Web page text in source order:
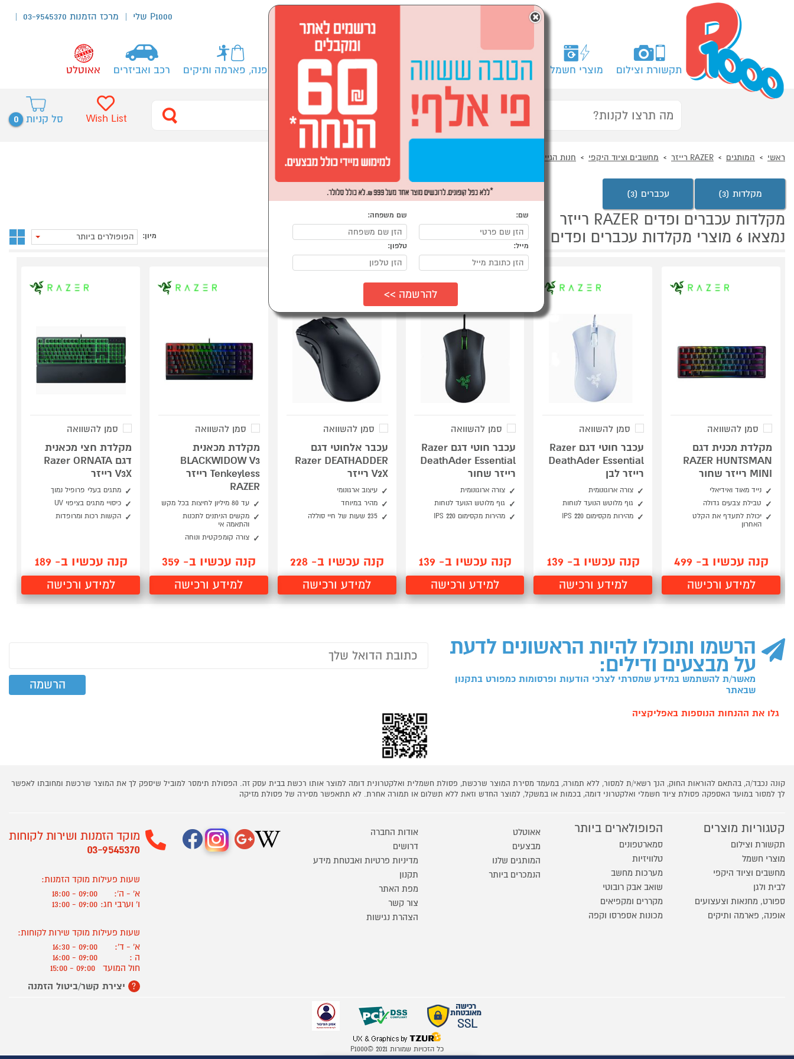
P1000 שלי מרכז הזמנות 03-9545370
תקשורת וצילום מוצרי חשמל מחשבים וציוד היקפי לבית ולגן ספורט, מחנאות וילדים אופנה, פארמה ותיקים רכב ואביזרים אאוטלט
סל קניות 0 Wish List
ראשי המותגים RAZER רייזר מחשבים וציוד היקפי חנות הגיימינג
מקלדות (3) עכברים (3)
מקלדות עכברים ופדים RAZER רייזר
נמצאו 6 מוצרי מקלדות עכברים ופדים של מוצרי RAZER רייזר
מיון: הפופולרים ביותר
סמן להשוואה
מקלדת מכנית דגם
RAZER HUNTSMAN
MINI רייזר שחור
נייד מאוד ואידיאלי
טבילת צבעים גדולה
יכולת לתעדף את הקלט
האחרון
קנה עכשיו ב- 499
למידע ורכישה
סמן להשוואה
עכבר חוטי דגם Razer
DeathAder Essential
רייזר לבן
צורה ארוגונומית
גוף מלוטש הנועד לנוחות
מהירות מקסימום 220 IPS
קנה עכשיו ב- 139
למידע ורכישה
סמן להשוואה
עכבר חוטי דגם Razer
DeathAder Essential
רייזר שחור
צורה ארוגונומית
גוף מלוטש הנועד לנוחות
מהירות מקסימום 220 IPS
קנה עכשיו ב- 139
למידע ורכישה
סמן להשוואה
עכבר אלחוטי דגם
Razer DEATHADDER
V2X רייזר
עיצוב ארגונומי
מהיר במיוחד
235 שעות של חיי סוללה
קנה עכשיו ב- 228
למידע ורכישה
סמן להשוואה
מקלדת מכאנית
BLACKWIDOW V3
Tenkeyless רייזר
RAZER
עד 80 מיליון לחיצות בכל מקש
מקשים הניתנים לתכנות
והתאמה אי
צורה קומפקטית ונוחה
קנה עכשיו ב- 359
למידע ורכישה
סמן להשוואה
מקלדת חצי מכאנית
דגם Razer ORNATA
V3X רייזר
מתגים בעלי פרופיל נמוך
כיסויי מתגים בציפוי UV
הקשות רכות ומרופדות
קנה עכשיו ב- 189
למידע ורכישה
הרשמו ותוכלו להיות הראשונים לדעת
על מבצעים ודילים:
מאשר/ת להשתמש במידע שמסרתי לצרכי הודעות ופרסומות כמפורט בתקנון
שבאתר
גלו את ההנחות הנוספות באפליקציה
קונה נכבד/ה, בהתאם להוראות החוק, הנך רשאי/ת למסור, ללא תמורה, במעמד מסירת המוצר שרכשת, פסולת חשמלית ואלקטרונית דומה למוצר אותו רכשת בבית עסק זה. הפסולת תימסר למוביל שיספק לך את המוצר שרכשת ומחובתו לאפשר
לך למסור במועד האספקה פסולת ציוד חשמלי ואלקטרוני דומה, בכמות או במשקל, למוצר החדש וזאת ללא תשלום או תמורה אחרת. לא תתאפשר מסירה של פסולת מזיקה
קטגוריות מוצרים
תקשורת וצילום
מוצרי חשמל
מחשבים וציוד היקפי
לבית ולגן
ספורט, מחנאות וצעצועים
אופנה, פארמה ותיקים
הפופולארים ביותר
סמארטפונים
טלוויזיות
מערכות מחשב
שואב אבק רובוטי
מקררים ומקפיאים
מכונות אספרסו וקפה
אאוטלט
מבצעים
המותגים שלנו
הנמכרים ביותר
אודות החברה
דרושים
מדיניות פרטיות ואבטחת מידע
תקנון
מפת האתר
צור קשר
הצהרת נגישות
מוקד הזמנות ושירות לקוחות
03-9545370
שעות פעילות מוקד הזמנות:
א' - ה':
09:00 - 18:00
ו' וערבי חג: 09:00 - 13:00
שעות פעילות מוקד שירות לקוחות:
א' - ד':
09:00 - 16:30
ה :
09:00 - 16:00
חול המועד
09:00 - 15:00
?
יצירת קשר/ביטול הזמנה
כל הזכויות שמורות P1000© 2021
×
שם: שם משפחה:
מייל: טלפון: